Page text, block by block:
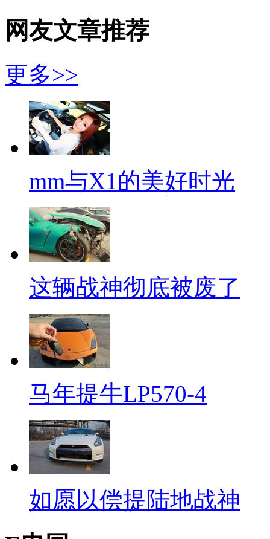
网友文章推荐
更多>>
mm与X1的美好时光
这辆战神彻底被废了
马年提牛LP570-4
如愿以偿提陆地战神